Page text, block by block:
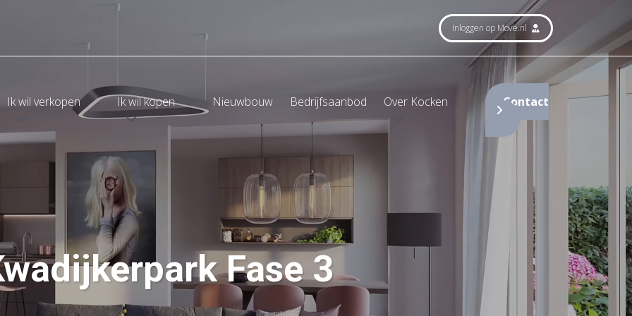
Inloggen op Move.nl
Ik wil verkopen Ik wil kopen Nieuwbouw Bedrijfsaanbod Over Kocken Contact
Fase 3